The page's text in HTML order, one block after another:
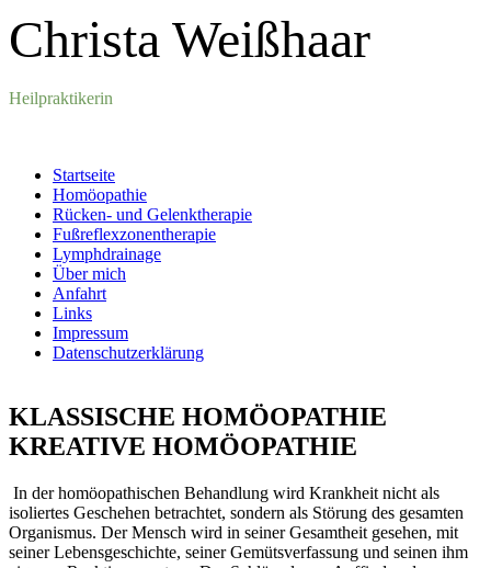
Christa Weißhaar
Heilpraktikerin
Startseite
Homöopathie
Rücken- und Gelenktherapie
Fußreflexzonentherapie
Lymphdrainage
Über mich
Anfahrt
Links
Impressum
Datenschutzerklärung
KLASSISCHE HOMÖOPATHIE
KREATIVE HOMÖOPATHIE
In der homöopathischen Behandlung wird Krankheit nicht als
isoliertes Geschehen betrachtet, sondern als Störung des gesamten
Organismus. Der Mensch wird in seiner Gesamtheit gesehen, mit
seiner Lebensgeschichte, seiner Gemütsverfassung und seinen ihm